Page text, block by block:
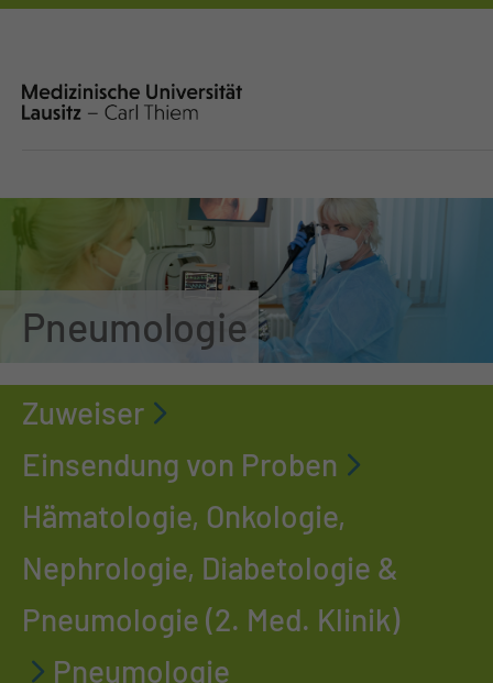
Pneumologie
Zuweiser
Einsendung von Proben
Hämatologie, Onkologie,
Nephrologie, Diabetologie &
Pneumologie (2. Med. Klinik)
Pneumologie